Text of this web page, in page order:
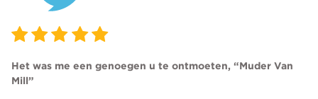
Het was me een genoegen u te ontmoeten, “Muder Van
Mill”